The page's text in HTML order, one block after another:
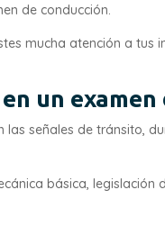
de conducción.
mucha atención a tus
un examen
las señales de tránsito,
básica, legislación